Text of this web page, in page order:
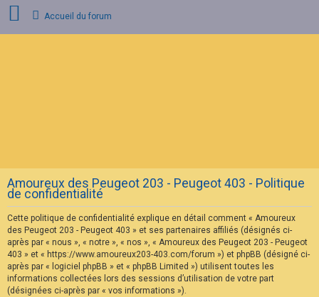
I
n
s
c
r
i
p
t
i
o
n
Accueil du forum
Amoureux des Peugeot 203 - Peugeot 403 - Politique
de confidentialité
Cette politique de confidentialité explique en détail comment « Amoureux
des Peugeot 203 - Peugeot 403 » et ses partenaires affiliés (désignés ci-
après par « nous », « notre », « nos », « Amoureux des Peugeot 203 - Peugeot
403 » et « https://www.amoureux203-403.com/forum ») et phpBB (désigné ci-
après par « logiciel phpBB » et « phpBB Limited ») utilisent toutes les
informations collectées lors des sessions d’utilisation de votre part
(désignées ci-après par « vos informations »).